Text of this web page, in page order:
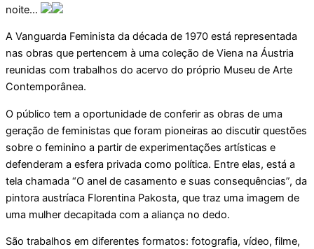
noite…
A Vanguarda Feminista da década de 1970 está representada
nas obras que pertencem à uma coleção de Viena na Áustria
reunidas com trabalhos do acervo do próprio Museu de Arte
Contemporânea.
O público tem a oportunidade de conferir as obras de uma
geração de feministas que foram pioneiras ao discutir questões
sobre o feminino a partir de experimentações artísticas e
defenderam a esfera privada como política. Entre elas, está a
tela chamada “O anel de casamento e suas consequências”, da
pintora austríaca Florentina Pakosta, que traz uma imagem de
uma mulher decapitada com a aliança no dedo.
São trabalhos em diferentes formatos: fotografia, vídeo, filme,